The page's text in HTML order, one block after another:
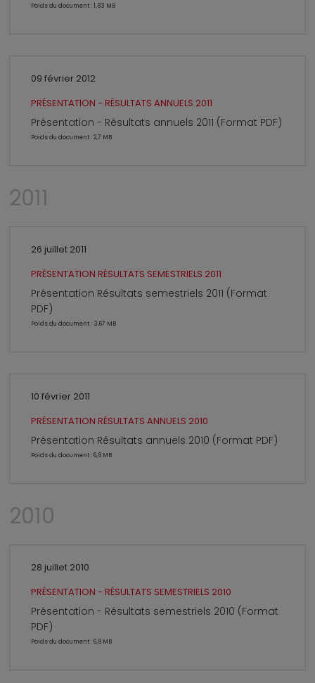
Poids du document : 1,83 MB
09 février 2012
PRÉSENTATION - RÉSULTATS ANNUELS 2011
Présentation - Résultats annuels 2011 (Format PDF)
Poids du document : 2,7 MB
2011
26 juillet 2011
PRÉSENTATION RÉSULTATS SEMESTRIELS 2011
Présentation Résultats semestriels 2011 (Format
PDF)
Poids du document : 3,67 MB
10 février 2011
PRÉSENTATION RÉSULTATS ANNUELS 2010
Présentation Résultats annuels 2010 (Format PDF)
Poids du document : 6,8 MB
2010
28 juillet 2010
PRÉSENTATION - RÉSULTATS SEMESTRIELS 2010
Présentation - Résultats semestriels 2010 (Format
PDF)
Poids du document : 6,8 MB